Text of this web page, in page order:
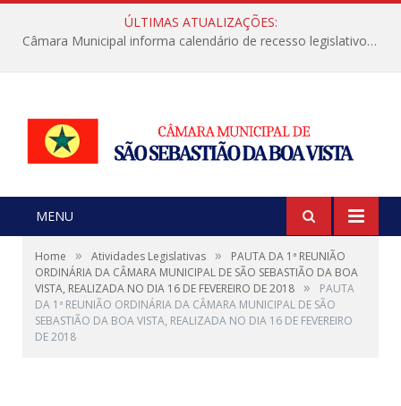
ÚLTIMAS ATUALIZAÇÕES:
Câmara Municipal informa calendário de recesso legislativo de julho
MENU
Home » Atividades Legislativas »
PAUTA DA 1ª REUNIÃO
ORDINÁRIA DA CÂMARA MUNICIPAL DE SÃO SEBASTIÃO DA BOA
VISTA, REALIZADA NO DIA 16 DE FEVEREIRO DE 2018 »
PAUTA
DA 1ª REUNIÃO ORDINÁRIA DA CÂMARA MUNICIPAL DE SÃO
SEBASTIÃO DA BOA VISTA, REALIZADA NO DIA 16 DE FEVEREIRO
DE 2018